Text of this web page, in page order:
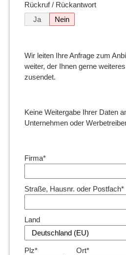
Rückruf / Rückantwort
Ja
Nein
Wir leiten Ihre Anfrage zum
weiter, der Ihnen gerne
zusendet.
Keine Weitergabe Ihrer Daten
Unternehmen oder
Firma*
Straße, Hausnr. oder Postfach*
Land
Plz* Ort*